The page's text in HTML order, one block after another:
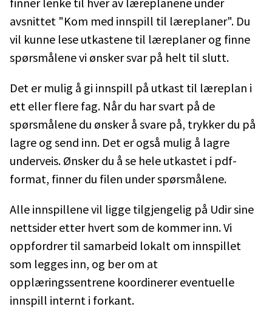
avsnittet "Kom med innspill til læreplaner". Du
vil kunne lese utkastene til læreplaner og finne
spørsmålene vi ønsker svar på helt til slutt.
Det er mulig å gi innspill på utkast til læreplan i
ett eller flere fag. Når du har svart på de
spørsmålene du ønsker å svare på, trykker du på
lagre og send inn. Det er også mulig å lagre
underveis. Ønsker du å se hele utkastet i pdf-
format, finner du filen under spørsmålene.
Alle innspillene vil ligge tilgjengelig på Udir sine
nettsider etter hvert som de kommer inn. Vi
oppfordrer til samarbeid lokalt om innspillet
som legges inn, og ber om at
opplæringssentrene koordinerer eventuelle
innspill internt i forkant.